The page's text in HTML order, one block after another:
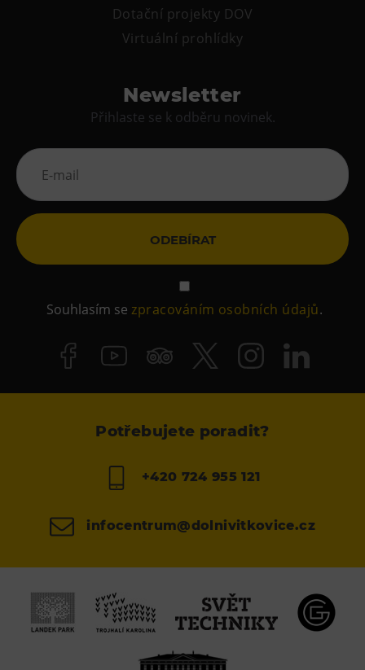
Dotační projekty DOV
Virtuální prohlídky
Newsletter
Přihlaste se k odběru novinek.
ODEBÍRAT
Souhlasím sezpracováním osobních údajů.
Potřebujete poradit?
+420 724 955 121
infocentrum@dolnivitkovice.cz